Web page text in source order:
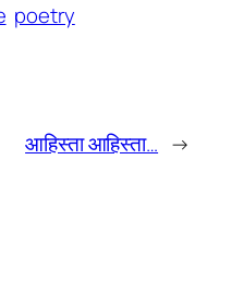
poetry
आहिस्ता आहिस्ता… →